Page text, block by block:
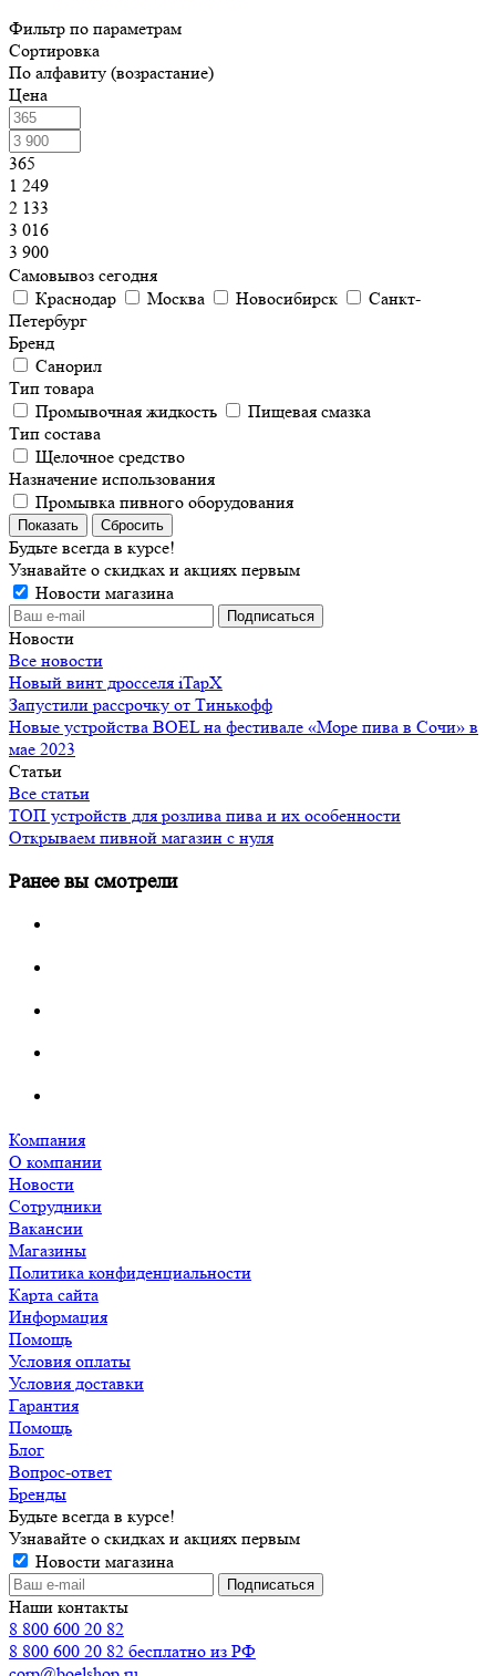
Фильтр по параметрам
Сортировка
По алфавиту (возрастание)
Цена
365
1 249
2 133
3 016
3 900
Самовывоз сегодня
Краснодар
Москва Новосибирск
Санкт-
Петербург
Бренд
Санорил
Тип товара
Промывочная жидкость
Пищевая смазка
Тип состава
Щелочное средство
Назначение использования
Промывка пивного оборудования
Сбросить
Будьте всегда в курсе!
Узнавайте о скидках и акциях первым
Новости магазина
Новости
Все новости
Новый винт дросселя iTapX
Запустили рассрочку от Тинькофф
Новые устройства BOEL на фестивале «Море пива в Сочи» в
мае 2023
Статьи
Все статьи
ТОП устройств для розлива пива и их особенности
Открываем пивной магазин с нуля
Ранее вы смотрели
Компания
О компании
Новости
Сотрудники
Вакансии
Магазины
Политика конфиденциальности
Карта сайта
Информация
Помощь
Условия оплаты
Условия доставки
Гарантия
Помощь
Блог
Вопрос-ответ
Бренды
Будьте всегда в курсе!
Узнавайте о скидках и акциях первым
Новости магазина
Наши контакты
8 800 600 20 82
8 800 600 20 82 бесплатно из РФ